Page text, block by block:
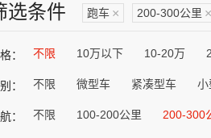
选条件 跑车 × 200-300公里 ×
： 不限 10万以下 10-20万
： 不限 微型车 紧凑型车 小
： 不限 100-200公里 200-300